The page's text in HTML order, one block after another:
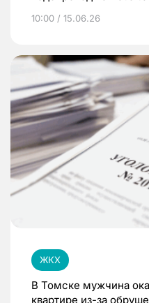
10:00 / 15.06.26
ЖКХ
В Томске мужчина
квартире из-за